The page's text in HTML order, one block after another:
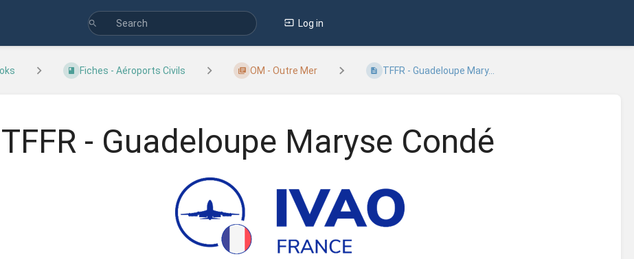
Log in
Fiches - Aéroports Civils OM - Outre Mer TFFR - Guadeloupe Mary...
TFFR - Guadeloupe Maryse Condé